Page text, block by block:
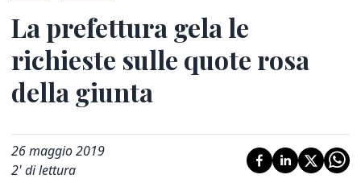
La prefettura gela le
richieste sulle quote rosa
della giunta
26 maggio 2019
2' di lettura